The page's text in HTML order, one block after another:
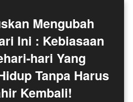
Mengubah
Ini : Kebiasaan
hari Yang
Tanpa Harus
Kembali!